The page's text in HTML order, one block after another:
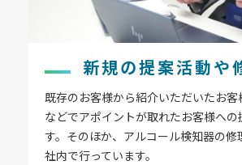
新規の提案活動や
既存のお客様から紹介いただいたお
などでアポイントが取れたお客様への
す。そのほか、アルコール検知器の修
社内で行っています。